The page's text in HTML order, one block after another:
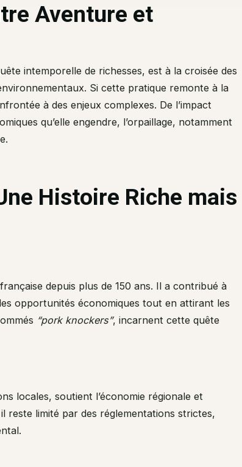
Aventure et
intemporelle de richesses, est à la croisée des
Si cette pratique remonte à la
à des enjeux complexes. De l’impact
qu’elle engendre, l’orpaillage, notamment
Histoire Riche mais
depuis plus de 150 ans. Il a contribué à
opportunités économiques tout en attirant les
“pork knockers”, incarnent cette quête
locales, soutient l’économie régionale et
reste limité par des réglementations strictes,